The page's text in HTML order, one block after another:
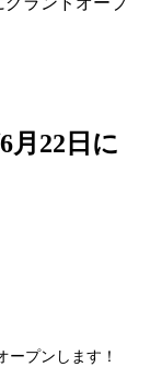
月22日に
ープンします！